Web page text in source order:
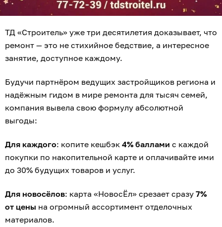
ТД «Строитель» уже три десятилетия доказывает, что
ремонт — это не стихийное бедствие, а интересное
занятие, доступное каждому.
Будучи партнёром ведущих застройщиков региона и
надёжным гидом в мире ремонта для тысяч семей,
компания вывела свою формулу абсолютной
выгоды:
Для каждого: копите кешбэк 4% баллами с каждой
покупки по накопительной карте и оплачивайте ими
до 30% будущих товаров и услуг.
Для новосёлов: карта «НовосЁл» срезает сразу 7%
от цены на огромный ассортимент отделочных
материалов.